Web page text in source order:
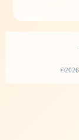
©2026